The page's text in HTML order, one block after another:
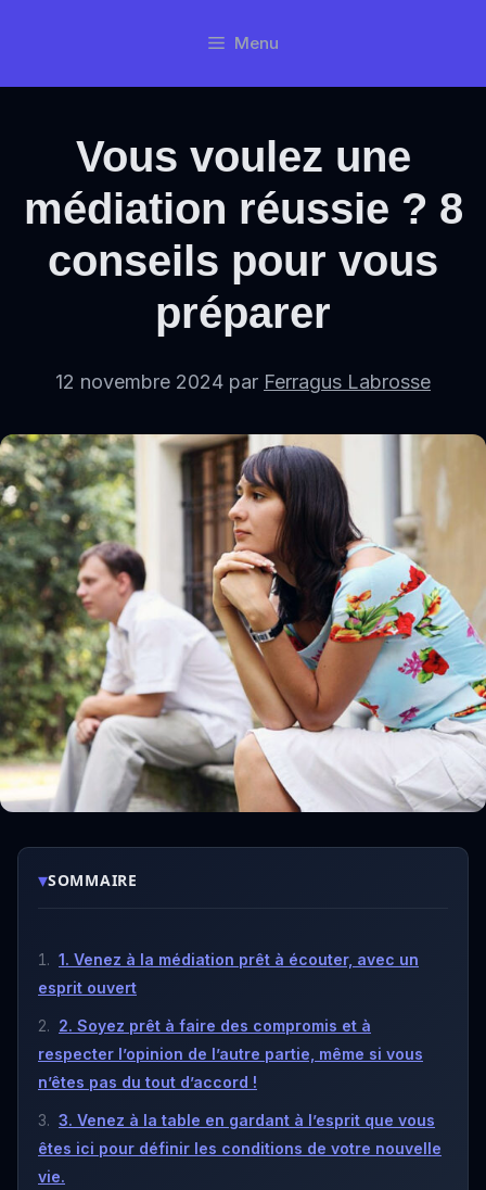
Menu
Vous voulez une
médiation réussie ? 8
conseils pour vous
préparer
12 novembre 2024 par Ferragus Labrosse
▾SOMMAIRE
1. Venez à la médiation prêt à écouter, avec un
esprit ouvert
2. Soyez prêt à faire des compromis et à
respecter l’opinion de l’autre partie, même si vous
n’êtes pas du tout d’accord !
3. Venez à la table en gardant à l’esprit que vous
êtes ici pour définir les conditions de votre nouvelle
vie.